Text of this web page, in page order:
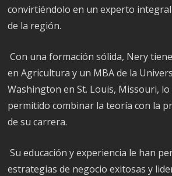
convirtiéndolo en un experto
de la región.
Con una formación sólida, Nery
en Agricultura y un MBA de la
Washington en St. Louis, Missouri, lo
permitido combinar la teoría con la
de su carrera.
Su educación y experiencia le han
estrategias de negocio exitosas y